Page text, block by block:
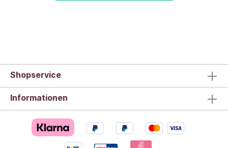
Shopservice
Informationen